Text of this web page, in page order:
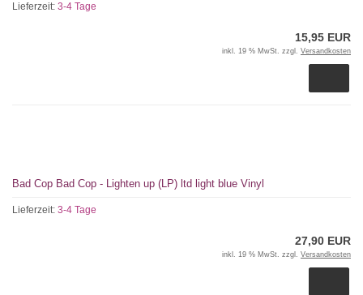
Lieferzeit: 3-4 Tage
15,95 EUR
inkl. 19 % MwSt. zzgl. Versandkosten
Bad Cop Bad Cop - Lighten up (LP) ltd light blue Vinyl
Lieferzeit: 3-4 Tage
27,90 EUR
inkl. 19 % MwSt. zzgl. Versandkosten